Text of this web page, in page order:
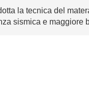
la tecnica del
sismica e maggiore